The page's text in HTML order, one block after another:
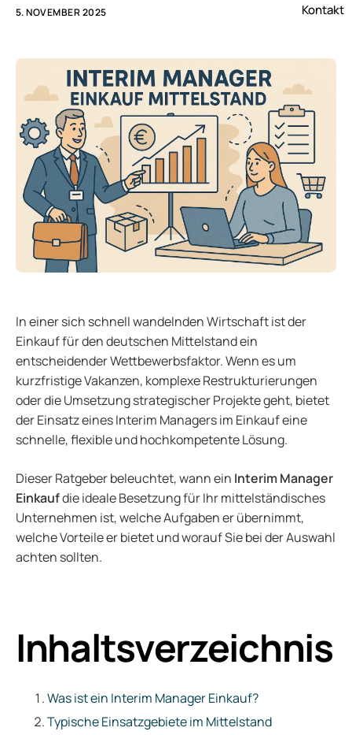
Kontakt
5. NOVEMBER 2025
In einer sich schnell wandelnden Wirtschaft ist der
Einkauf für den deutschen Mittelstand ein
entscheidender Wettbewerbsfaktor. Wenn es um
kurzfristige Vakanzen, komplexe Restrukturierungen
oder die Umsetzung strategischer Projekte geht, bietet
der Einsatz eines Interim Managers im Einkauf eine
schnelle, flexible und hochkompetente Lösung.
Dieser Ratgeber beleuchtet, wann ein Interim Manager
Einkaufdie ideale Besetzung für Ihr mittelständisches
Unternehmen ist, welche Aufgaben er übernimmt,
welche Vorteile er bietet und worauf Sie bei der Auswahl
achten sollten.
Inhaltsverzeichnis
Was ist ein Interim Manager Einkauf?
Typische Einsatzgebiete im Mittelstand